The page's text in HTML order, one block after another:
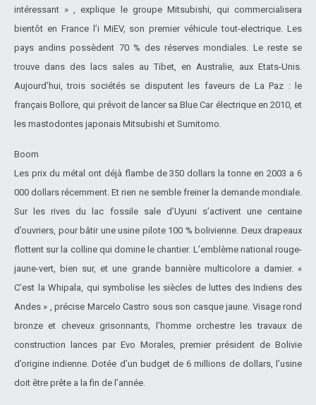
intéressant » , explique le groupe Mitsubishi, qui commercialisera
bientôt en France l’i MiEV, son premier véhicule tout-electrique. Les
pays andins possèdent 70 % des réserves mondiales. Le reste se
trouve dans des lacs sales au Tibet, en Australie, aux Etats-Unis.
Aujourd’hui, trois sociétés se disputent les faveurs de La Paz : le
français Bollore, qui prévoit de lancer sa Blue Car électrique en 2010, et
les mastodontes japonais Mitsubishi et Sumitomo.
Boom
Les prix du métal ont déjà flambe de 350 dollars la tonne en 2003 a 6
000 dollars récemment. Et rien ne semble freiner la demande mondiale.
Sur les rives du lac fossile sale d’Uyuni s’activent une centaine
d’ouvriers, pour bâtir une usine pilote 100 % bolivienne. Deux drapeaux
flottent sur la colline qui domine le chantier. L’emblème national rouge-
jaune-vert, bien sur, et une grande bannière multicolore a damier. «
C’est la Whipala, qui symbolise les siècles de luttes des Indiens des
Andes » , précise Marcelo Castro sous son casque jaune. Visage rond
bronze et cheveux grisonnants, l’homme orchestre les travaux de
construction lances par Evo Morales, premier président de Bolivie
d’origine indienne. Dotée d’un budget de 6 millions de dollars, l’usine
doit être prête a la fin de l’année.